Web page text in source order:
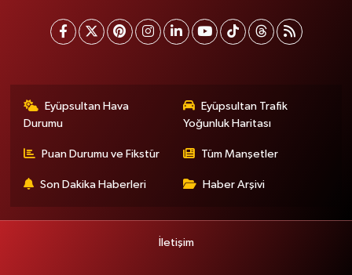
Eyüpsultan Hava
Durumu
Eyüpsultan Trafik
Yoğunluk Haritası
Puan Durumu ve Fikstür Tüm Manşetler
Son Dakika Haberleri Haber Arşivi
İletişim